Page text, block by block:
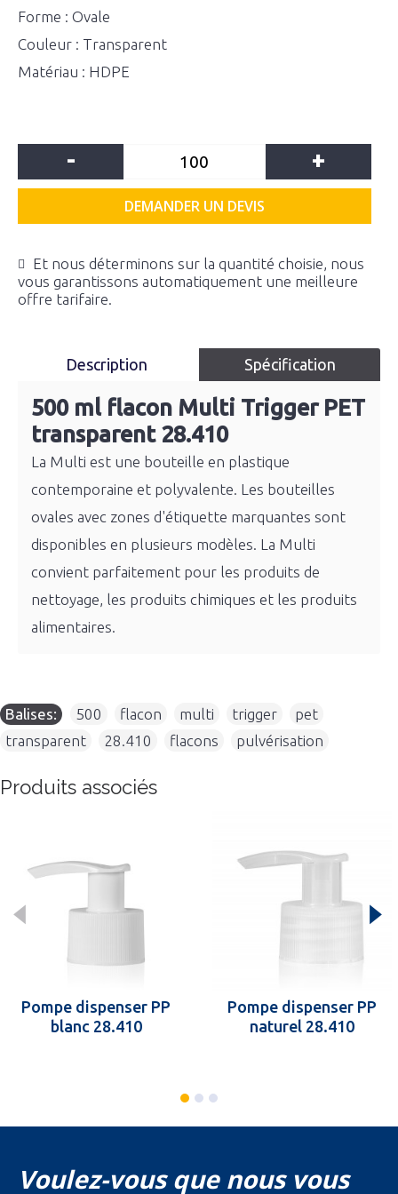
Forme : Ovale
Couleur : Transparent
Matériau : HDPE
- +
DEMANDER UN DEVIS
Et nous déterminons sur la quantité choisie, nous
vous garantissons automatiquement une meilleure
offre tarifaire.
Description Spécification
500 ml flacon Multi Trigger PET
transparent 28.410
La Multi est une bouteille en plastique
contemporaine et polyvalente. Les bouteilles
ovales avec zones d'étiquette marquantes sont
disponibles en plusieurs modèles. La Multi
convient parfaitement pour les produits de
nettoyage, les produits chimiques et les produits
alimentaires.
Balises: 500 flacon multi trigger pet
transparent
28.410 flacons pulvérisation
Produits associés
Pompe dispenser PP
blanc 28.410
Pompe dispenser PP
naturel 28.410
Voulez-vous que nous vous